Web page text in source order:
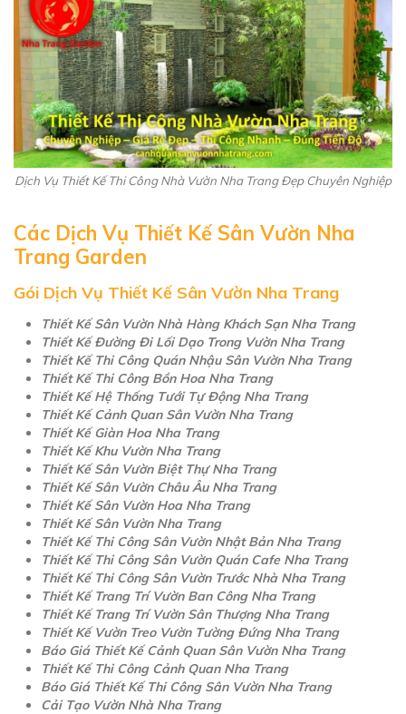
Dịch Vụ Thiết Kế Thi Công Nhà Vườn Nha Trang Đẹp Chuyên Nghiệp
Các Dịch Vụ Thiết Kế Sân Vườn Nha
Trang Garden
Gói Dịch Vụ Thiết Kế Sân Vườn Nha Trang
Thiết Kế Sân Vườn Nhà Hàng Khách Sạn Nha Trang
Thiết Kế Đường Đi Lối Dạo Trong Vườn Nha Trang
Thiết Kế Thi Công Quán Nhậu Sân Vườn Nha Trang
Thiết Kế Thi Công Bồn Hoa Nha Trang
Thiết Kế Hệ Thống Tưới Tự Động Nha Trang
Thiết Kế Cảnh Quan Sân Vườn Nha Trang
Thiết Kế Giàn Hoa Nha Trang
Thiết Kế Khu Vườn Nha Trang
Thiết Kế Sân Vườn Biệt Thự Nha Trang
Thiết Kế Sân Vườn Châu Âu Nha Trang
Thiết Kế Sân Vườn Hoa Nha Trang
Thiết Kế Sân Vườn Nha Trang
Thiết Kế Thi Công Sân Vườn Nhật Bản Nha Trang
Thiết Kế Thi Công Sân Vườn Quán Cafe Nha Trang
Thiết Kế Thi Công Sân Vườn Trước Nhà Nha Trang
Thiết Kế Trang Trí Vườn Ban Công Nha Trang
Thiết Kế Trang Trí Vườn Sân Thượng Nha Trang
Thiết Kế Vườn Treo Vườn Tường Đứng Nha Trang
Báo Giá Thiết Kế Cảnh Quan Sân Vườn Nha Trang
Thiết Kế Thi Công Cảnh Quan Nha Trang
Báo Giá Thiết Kế Thi Công Sân Vườn Nha Trang
Cải Tạo Vườn Nhà Nha Trang